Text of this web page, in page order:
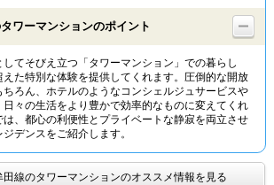
物件特集から
TOP
ワーマンションのポイント
てそびえ立つ「タワーマンション」での暮らし
た特別な体験を提供してくれます。圧倒的な開放
ろん、ホテルのようなコンシェルジュサービスや
日々の生活をより豊かで効率的なものに変えてくれ
は、都心の利便性とプライベートな静寂を両立させ
デンスをご紹介します。
田線のタワーマンションのオススメ情報を見る